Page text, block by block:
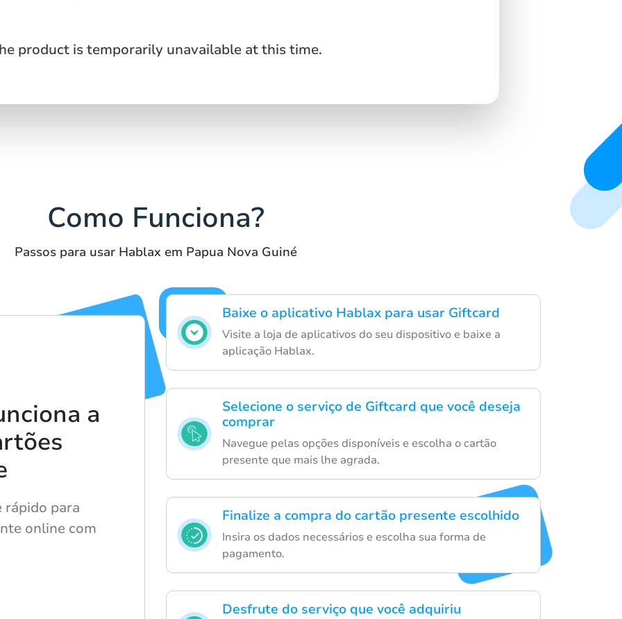
product is temporarily unavailable at this time.
Como Funciona?
Passos para usar Hablax em Papua Nova Guiné
Baixe o aplicativo Hablax para usar Giftcard
Visite a loja de aplicativos do seu dispositivo e baixe a
aplicação Hablax.
Selecione o serviço de Giftcard que você deseja
comprar
Navegue pelas opções disponíveis e escolha o cartão
presente que mais lhe agrada.
Finalize a compra do cartão presente escolhido
Insira os dados necessários e escolha sua forma de
pagamento.
Desfrute do serviço que você adquiriu
a
rápido para
online com